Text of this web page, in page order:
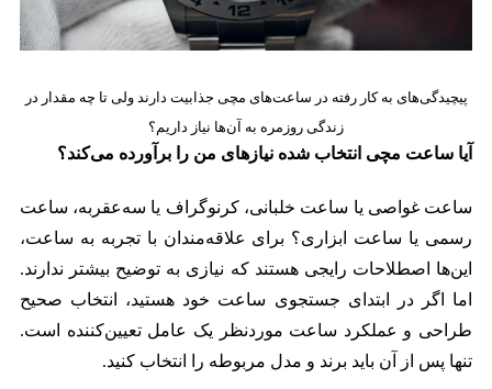
پیچیدگی‌های به کار رفته در ساعت‌های مچی جذابیت دارند ولی تا چه مقدار در
زندگی روزمره به آن‌ها نیاز داریم؟
آیا ساعت مچی انتخاب شده نیازهای من را برآورده می‌کند؟
ساعت غواصی یا ساعت خلبانی، کرنوگراف یا سه‌عقربه، ساعت
رسمی یا ساعت ابزاری؟ برای علاقه‌مندان با تجربه به ساعت،
این‌ها اصطلاحات رایجی هستند که نیازی به توضیح بیشتر ندارند.
اما اگر در ابتدای جستجوی ساعت خود هستید، انتخاب صحیح
طراحی و عملکرد ساعت موردنظر یک عامل تعیین‌کننده است.
تنها پس از آن باید برند و مدل مربوطه را انتخاب کنید.